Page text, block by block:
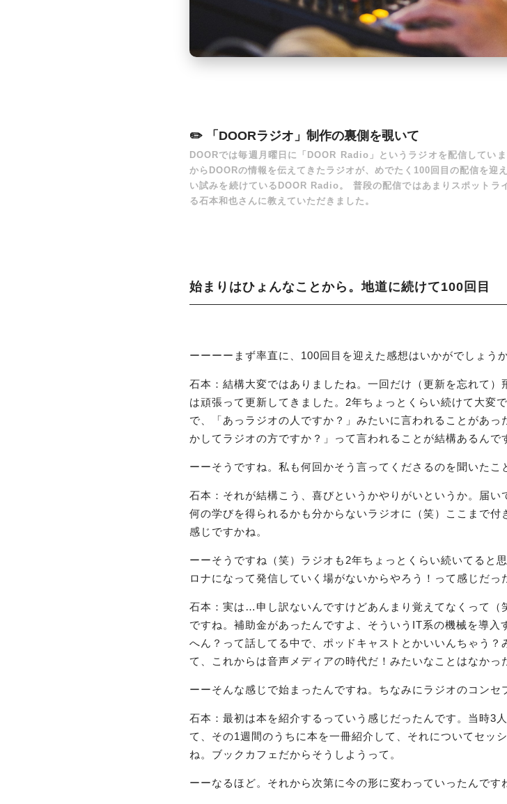
「DOORラジオ」制作の裏側を覗いて
DOORでは毎週月曜日に「DOOR Radio」というラジオを配信してい
からDOORの情報を伝えてきたラジオが、めでたく100回目の配信を
い試みを続けているDOOR Radio。 普段の配信ではあまりスポットラ
る石本和也さんに教えていただきました。
始まりはひょんなことから。地道に続けて100回目
ーーーーまず率直に、100回目を迎えた感想はいかがでしょう
石本：結構大変ではありましたね。一回だけ（更新を忘れて
は頑張って更新してきました。2年ちょっとくらい続けて大変
で、「あっラジオの人ですか？」みたいに言われることがあ
かしてラジオの方ですか？」って言われることが結構あるんで
ーーそうですね。私も何回かそう言ってくださるのを聞いたこ
石本：それが結構こう、喜びというかやりがいというか。届い
何の学びを得られるかも分からないラジオに（笑）ここまで
感じですかね。
ーーそうですね（笑）ラジオも2年ちょっとくらい続いてると
ロナになって発信していく場がないからやろう！って感じだっ
石本：実は…申し訳ないんですけどあんまり覚えてなくって（
ですね。補助金があったんですよ、そういうIT系の機械を導
へん？って話してる中で、ポッドキャストとかいいんちゃう
て、これからは音声メディアの時代だ！みたいなことはなかっ
ーーそんな感じで始まったんですね。ちなみにラジオのコンセ
石本：最初は本を紹介するっていう感じだったんです。当時3
て、その1週間のうちに本を一冊紹介して、それについてセッ
ね。ブックカフェだからそうしようって。
ーーなるほど。それから次第に今の形に変わっていったんです